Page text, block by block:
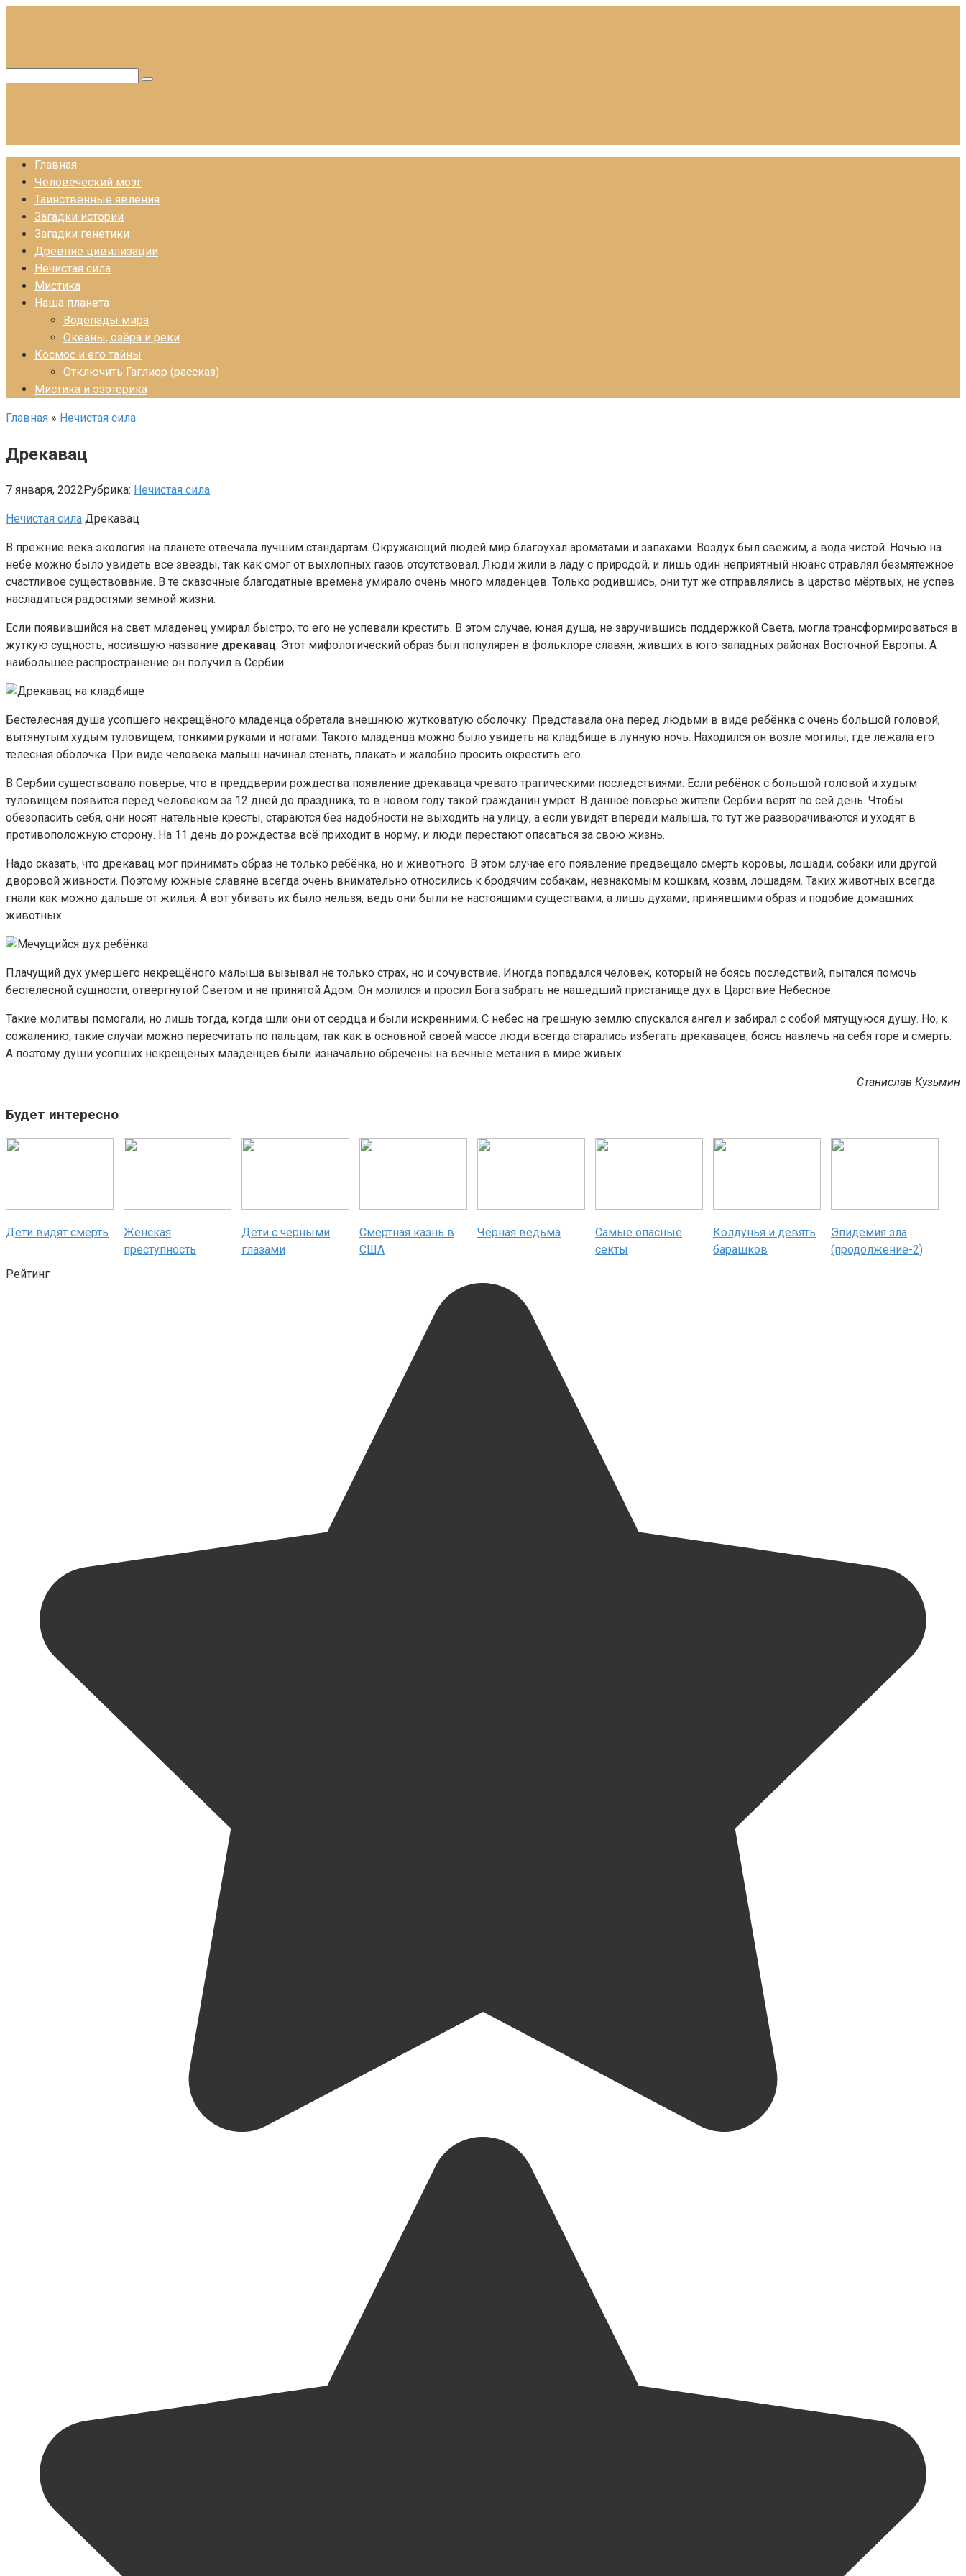
Главная
Человеческий мозг
Таинственные явления
Загадки истории
Загадки генетики
Древние цивилизации
Нечистая сила
Мистика
Наша планета
Водопады мира
Океаны, озёра и реки
Космос и его тайны
Отключить Гаглиор (рассказ)
Мистика и эзотерика
Главная » Нечистая сила
Дрекавац
7 января, 2022Рубрика: Нечистая сила
Нечистая сила Дрекавац
В прежние века экология на планете отвечала лучшим стандартам. Окружающий людей мир благоухал ароматами и запахами. Воздух был свежим, а вода чистой. Ночью на
небе можно было увидеть все звезды, так как смог от выхлопных газов отсутствовал. Люди жили в ладу с природой, и лишь один неприятный нюанс отравлял безмятежное
счастливое существование. В те сказочные благодатные времена умирало очень много младенцев. Только родившись, они тут же отправлялись в царство мёртвых, не успев
насладиться радостями земной жизни.
Если появившийся на свет младенец умирал быстро, то его не успевали крестить. В этом случае, юная душа, не заручившись поддержкой Света, могла трансформироваться в
жуткую сущность, носившую название дрекавац. Этот мифологический образ был популярен в фольклоре славян, живших в юго-западных районах Восточной Европы. А
наибольшее распространение он получил в Сербии.
Бестелесная душа усопшего некрещёного младенца обретала внешнюю жутковатую оболочку. Представала она перед людьми в виде ребёнка с очень большой головой,
вытянутым худым туловищем, тонкими руками и ногами. Такого младенца можно было увидеть на кладбище в лунную ночь. Находился он возле могилы, где лежала его
телесная оболочка. При виде человека малыш начинал стенать, плакать и жалобно просить окрестить его.
В Сербии существовало поверье, что в преддверии рождества появление дрекаваца чревато трагическими последствиями. Если ребёнок с большой головой и худым
туловищем появится перед человеком за 12 дней до праздника, то в новом году такой гражданин умрёт. В данное поверье жители Сербии верят по сей день. Чтобы
обезопасить себя, они носят нательные кресты, стараются без надобности не выходить на улицу, а если увидят впереди малыша, то тут же разворачиваются и уходят в
противоположную сторону. На 11 день до рождества всё приходит в норму, и люди перестают опасаться за свою жизнь.
Надо сказать, что дрекавац мог принимать образ не только ребёнка, но и животного. В этом случае его появление предвещало смерть коровы, лошади, собаки или другой
дворовой живности. Поэтому южные славяне всегда очень внимательно относились к бродячим собакам, незнакомым кошкам, козам, лошадям. Таких животных всегда
гнали как можно дальше от жилья. А вот убивать их было нельзя, ведь они были не настоящими существами, а лишь духами, принявшими образ и подобие домашних
животных.
Плачущий дух умершего некрещёного малыша вызывал не только страх, но и сочувствие. Иногда попадался человек, который не боясь последствий, пытался помочь
бестелесной сущности, отвергнутой Светом и не принятой Адом. Он молился и просил Бога забрать не нашедший пристанище дух в Царствие Небесное.
Такие молитвы помогали, но лишь тогда, когда шли они от сердца и были искренними. С небес на грешную землю спускался ангел и забирал с собой мятущуюся душу. Но, к
сожалению, такие случаи можно пересчитать по пальцам, так как в основной своей массе люди всегда старались избегать дрекавацев, боясь навлечь на себя горе и смерть.
А поэтому души усопших некрещёных младенцев были изначально обречены на вечные метания в мире живых.
Станислав Кузьмин
Будет интересно
Дети видят смерть
Женская
преступность
Дети с чёрными
глазами
Смертная казнь в
США
Чёрная ведьма
Самые опасные
секты
Колдунья и девять
барашков
Эпидемия зла
(продолжение-2)
Рейтинг